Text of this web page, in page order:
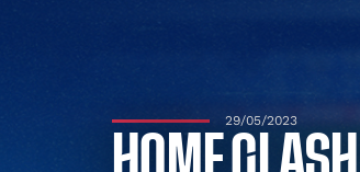
29/05/2023